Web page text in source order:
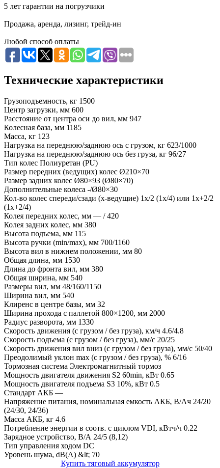
5 лет гарантии на погрузчики
Продажа, аренда, лизинг, трейд-ин
Любой способ оплаты
Технические характеристики
Грузоподъемность, кг 1500
Центр загрузки, мм 600
Расстояние от центра оси до вил, мм 947
Колесная база, мм 1185
Масса, кг 123
Нагрузка на переднюю/заднюю ось с грузом, кг 623/1000
Нагрузка на переднюю/заднюю ось без груза, кг 96/27
Тип колес Полиуретан (PU)
Размер передних (ведущих) колес Ø210×70
Размер задних колес Ø80×93 (Ø80×70)
Дополнительные колеса -/Ø80×30
Кол-во колес спереди/сзади (х-ведущие) 1x/2 (1x/4) или 1х+2/2
(1x+2/4)
Колея передних колес, мм — / 420
Колея задних колес, мм 380
Высота подъема, мм 115
Высота ручки (min/max), мм 700/1160
Высота вил в нижнем положении, мм 80
Общая длина, мм 1530
Длина до фронта вил, мм 380
Общая ширина, мм 540
Размеры вил, мм 48/160/1150
Ширина вил, мм 540
Клиренс в центре базы, мм 32
Ширина прохода с паллетой 800×1200, мм 2000
Радиус разворота, мм 1330
Скорость движения (с грузом / без груза), км/ч 4.6/4.8
Скорость подъема (с грузом / без груза), мм/с 20/25
Скорость движения вил вниз (с грузом / без груза), мм/с 50/40
Преодолимый уклон max (с грузом / без груза), % 6/16
Тормозная система Электромагнитный тормоз
Мощность двигателя движения S2 60min, кВт 0.65
Мощность двигателя подъема S3 10%, кВт 0.5
Стандарт АКБ —
Напряжение питания, номинальная емкость АКБ, В/Ач 24/20
(24/30, 24/36)
Масса АКБ, кг 4.6
Потребление энергии в соотв. с циклом VDI, кВтч/ч 0.22
Зарядное устройство, В/А 24/5 (8,12)
Тип управления ходом DC
Уровень шума, dB(A) &lt; 70
Купить тяговый аккумулятор